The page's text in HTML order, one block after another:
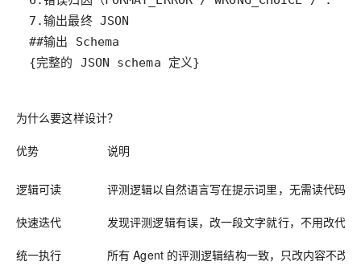
{完整的 JSON schema 定义}
为什么要这样设计？
优势 说明
逻辑可读 评测逻辑以自然语言写在提示词里，无需读代码
快速迭代 发现评测逻辑有误，改一段文字就行，不用改代码
统一执行 所有 Agent 的评测逻辑结构一致，只改内容不改